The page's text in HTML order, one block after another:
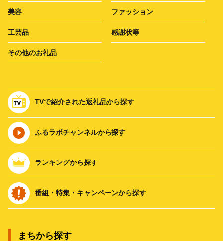
美容 ファッション
工芸品 感謝状等
その他のお礼品
TVで紹介された返礼品から探す
ふるラボチャンネルから探す
ランキングから探す
番組・特集・キャンペーンから探す
まちから探す